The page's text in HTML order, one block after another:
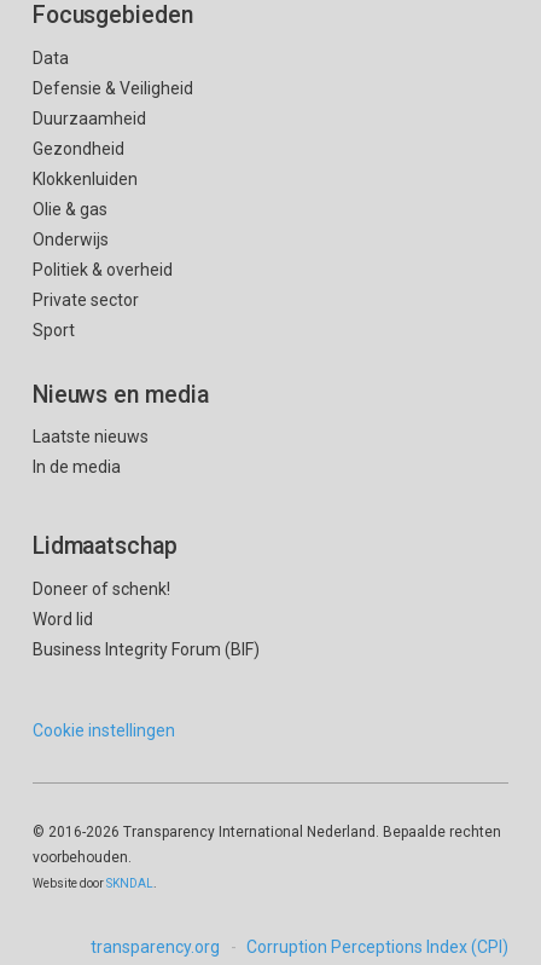
Focusgebieden
Data
Defensie & Veiligheid
Duurzaamheid
Gezondheid
Klokkenluiden
Olie & gas
Onderwijs
Politiek & overheid
Private sector
Sport
Nieuws en media
Laatste nieuws
In de media
Lidmaatschap
Doneer of schenk!
Word lid
Business Integrity Forum (BIF)
Cookie instellingen
© 2016-2026 Transparency International Nederland. Bepaalde rechten
voorbehouden.
Website doorSKNDAL
transparency.org Corruption Perceptions Index (CPI)